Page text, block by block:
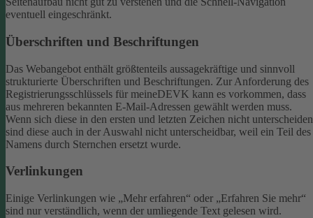
eventuell eingeschränkt.
Überschriften und Beschriftungen
Das Webangebot enthält größtenteils aussagekräftige und sinnvoll
strukturierte Überschriften und Beschriftungen. Zur Anforderung des
Registrierungsschlüssels für meineDEVK kann es vorkommen, dass
aus mehreren bekannten E-Mail-Adressen gewählt werden muss.
Wenn sich diese in den ersten und letzten Zeichen nicht
sind diese auch in der Auswahl nicht unterscheidbar, weil ein Teil des
Namens durch Sternchen ersetzt wurde.
Verlinkungen
Einige Verlinkungen wie „Mehr erfahren“ oder „Erfahren Sie mehr“
sind nur verständlich, wenn der umliegende Text gelesen wird.